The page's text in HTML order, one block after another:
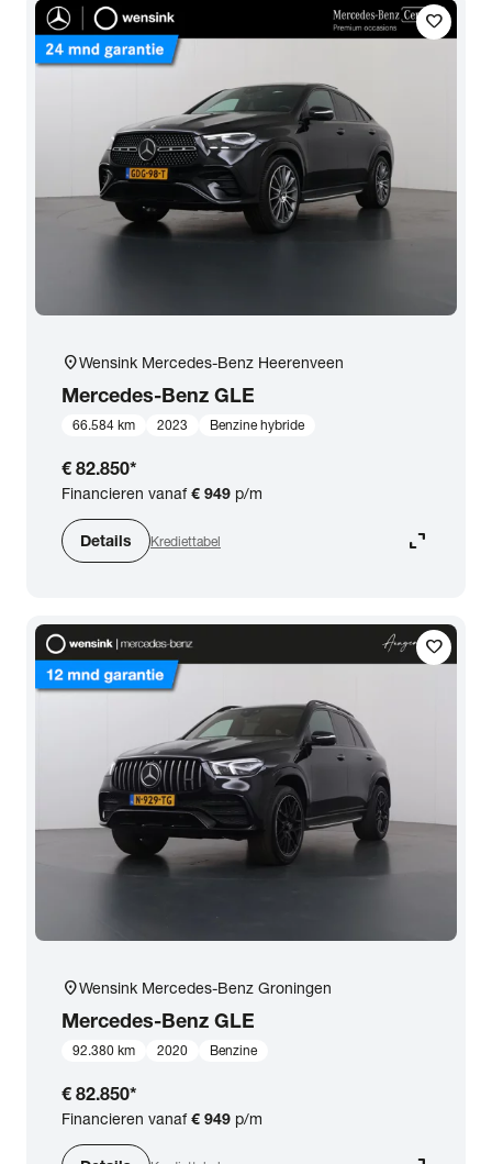
favorite
location_onWensink Mercedes-Benz Heerenveen
Mercedes-Benz GLE
66.584 km 2023 Benzine hybride
€ 82.850*
Financieren vanaf€ 949 p/m
Details Krediettabel expand_content
favorite
location_onWensink Mercedes-Benz Groningen
Mercedes-Benz GLE
92.380 km 2020 Benzine
€ 82.850*
Financieren vanaf€ 949 p/m